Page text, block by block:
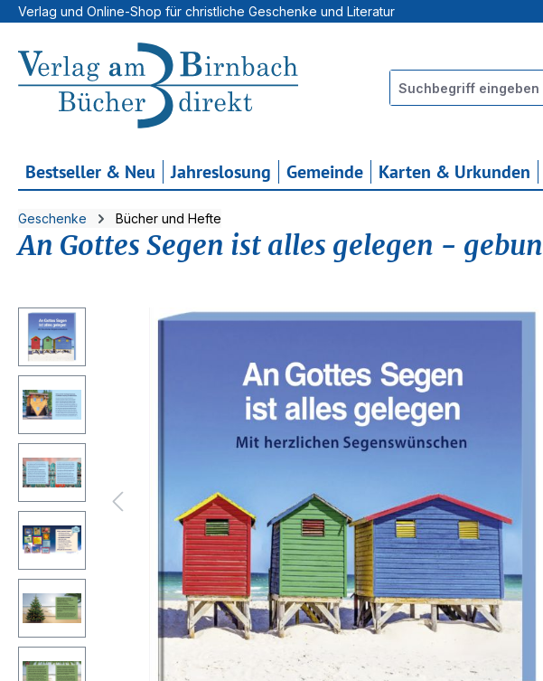
Hauptinhalt springen
Zur Suche springen
Zur Hauptnavigation springen
Verlag und Online-Shop für christliche Geschenke und Literatur
Bestseller & Neu Jahreslosung Gemeinde Karten & Urkunden
Geschenke Bücher und Hefte
An Gottes Segen ist alles gelegen - gebun
Bildergalerie überspringen